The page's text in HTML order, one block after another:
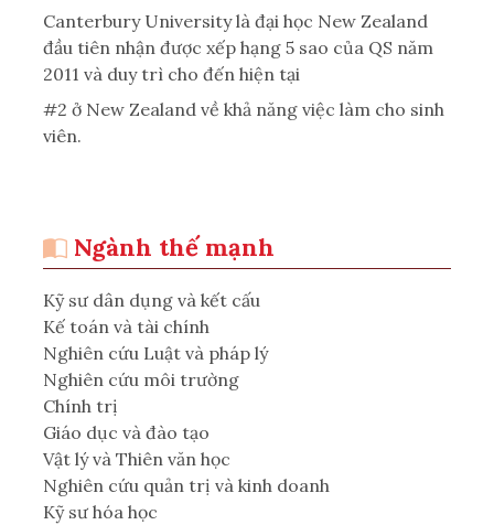
Canterbury University là đại học New Zealand
đầu tiên nhận được xếp hạng 5 sao của QS năm
2011 và duy trì cho đến hiện tại
#2 ở New Zealand về khả năng việc làm cho sinh
viên.
Ngành thế mạnh
Kỹ sư dân dụng và kết cấu
Kế toán và tài chính
Nghiên cứu Luật và pháp lý
Nghiên cứu môi trường
Chính trị
Giáo dục và đào tạo
Vật lý và Thiên văn học
Nghiên cứu quản trị và kinh doanh
Kỹ sư hóa học